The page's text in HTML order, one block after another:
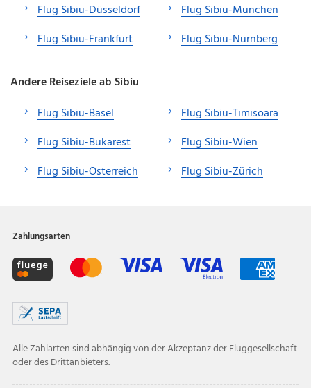
Flug Sibiu-Düsseldorf
Flug Sibiu-Frankfurt
Flug Sibiu-München
Flug Sibiu-Nürnberg
Andere Reiseziele ab Sibiu
Flug Sibiu-Basel
Flug Sibiu-Bukarest
Flug Sibiu-Österreich
Flug Sibiu-Timisoara
Flug Sibiu-Wien
Flug Sibiu-Zürich